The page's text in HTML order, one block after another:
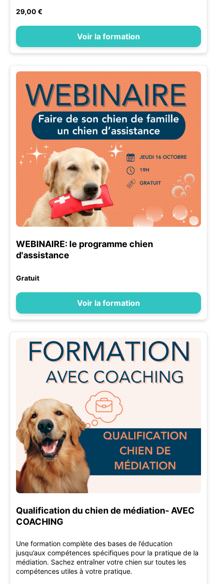
29,00 €
Voir la formation
WEBINAIRE: le programme chien
d'assistance
Gratuit
Voir la formation
Qualification du chien de médiation- AVEC
COACHING
Une formation complète des bases de l’éducation
jusqu’aux compétences spécifiques pour la pratique de la
médiation. Sachez entraîner votre chien sur toutes les
compétences utiles à votre pratique.